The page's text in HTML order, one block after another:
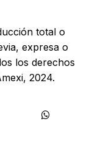
total o
expresa o
los derechos
2024.